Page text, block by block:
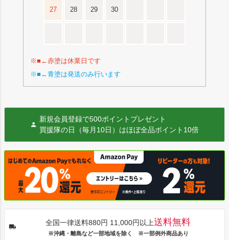
27 28 29 30
※■←赤塗は休業日です
※■←青塗は発送のみ行います
新規会員登録で500ポイントプレゼント
買援隊の日（毎月10日）はほぼ全品ポイント10倍
全国一律送料880円 11,000円以上送料無料
※沖縄・離島など一部地域を除く ※一部例外商品あり